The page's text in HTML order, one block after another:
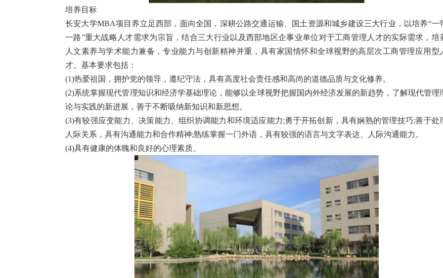
培养目标
长安大学MBA项目养立足西部，面向全国，深耕公路交通运输、国土资源和城乡建设三大行业，以培养“一
一路”重大战略人才需求为宗旨，结合三大行业以及西部地区企事业单位对于工商管理人才的实际需求，培
人文素养与学术能力兼备，专业能力与创新精神并重，具有家国情怀和全球视野的高层次工商管理应用型
才。基本要求包括：
(1)热爱祖国，拥护党的领导，遵纪守法，具有高度社会责任感和高尚的道德品质与文化修养。
(2)系统掌握现代管理知识和经济学基础理论，能够以全球视野把握国内外经济发展的新趋势，了解现代管理
论与实践的新进展，善于不断吸纳新知识和新思想。
(3)有较强应变能力、决策能力、组织协调能力和环境适应能力;勇于开拓创新，具有娴熟的管理技巧;善于处
人际关系，具有沟通能力和合作精神;熟练掌握一门外语，具有较强的语言与文字表达、人际沟通能力。
(4)具有健康的体魄和良好的心理素质。